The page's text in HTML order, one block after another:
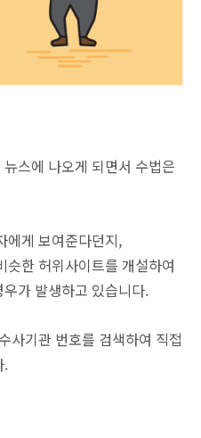
스에 나오게 되면서 수법은
에게 보여준다던지,
슷한 허위사이트를 개설하여
가 발생하고 있습니다.
사기관 번호를 검색하여 직접
.